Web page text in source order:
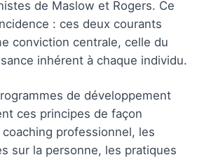
de Maslow et Rogers. Ce
: ces deux courants
conviction centrale, celle du
inhérent à chaque individu.
de développement
ces principes de façon
professionnel, les
sur la personne, les pratiques